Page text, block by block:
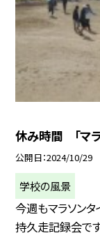
休み時間 「マラ
公開日 2024/10/29
学校の風景
今週もマラソン
持久走記録会です